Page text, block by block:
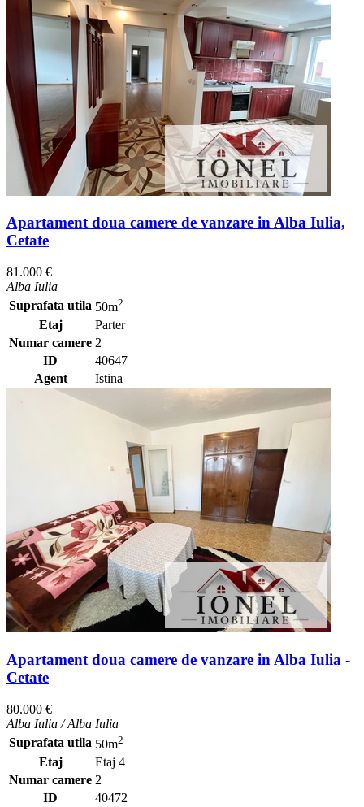
Apartament doua camere de vanzare in Alba Iulia,
Cetate
81.000 €
Alba Iulia
Suprafata utila 50m2
Etaj
Parter
Numar camere 2
ID
40647
Agent
Istina
Apartament doua camere de vanzare in Alba Iulia -
Cetate
80.000 €
Alba Iulia / Alba Iulia
Suprafata utila 50m2
Etaj
Etaj 4
Numar camere 2
ID
40472